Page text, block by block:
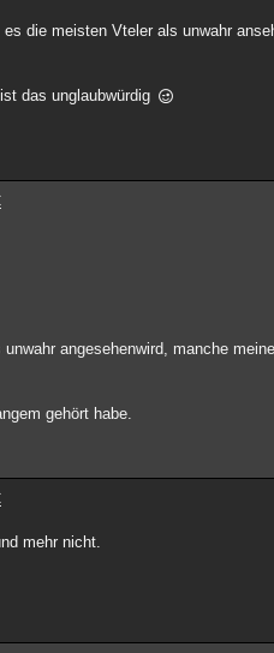
die meisten Vteler als unwahr
das unglaubwürdig
angesehenwird, manche
gehört habe.
mehr nicht.